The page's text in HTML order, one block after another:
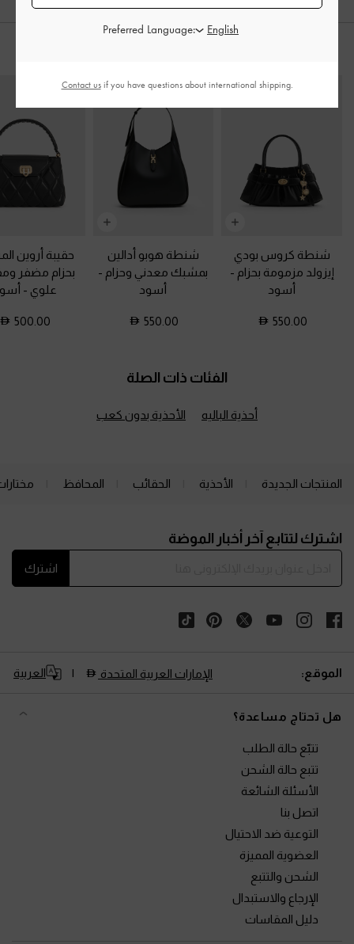
شنطة كروس بودي
إيزولد مزمومة بحزام -
أسود
550.00
شنطة هوبو أدالين
بمشبك معدني وحزام -
أسود
550.00
حقيبة أروين
بحزام مضفر
علوي -
500.00
الفئات ذات الصلة
أحذية الباليه الأحذية بدون كعب
المنتجات الجديدة الأحذية الحقائب المحافظ
اشترك لتتابع آخر أخبار الموضة
اشترك
الموقع: الإمارات العربية المتحدة العربية
هل تحتاج مساعدة؟
تتبّع حالة الطلب
تتبع حالة الشحن
الأسئلة الشائعة
اتصل بنا
التوعية ضد الاحتيال
العضوية المميزة
الشحن والتتبع
الإرجاع والاستبدال
دليل المقاسات
Preferred Language:
Contact usif you have questions about international shipping.